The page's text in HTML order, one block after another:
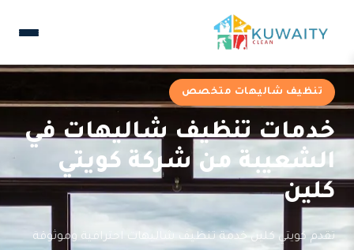
تنظيف شاليهات متخصص
خدمات تنظيف شاليهات في
الشعيبة من شركة كويتي
كلين
تقدم كويتي كلين خدمة تنظيف شاليهات احترافية وموثوقة